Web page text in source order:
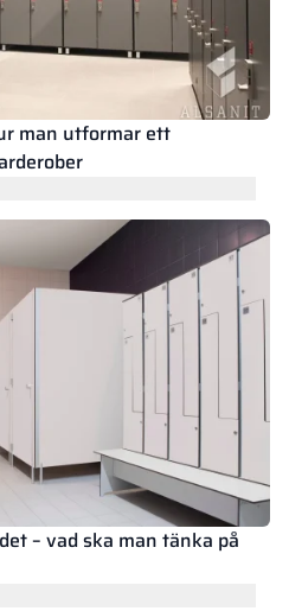
man utformar ett
– vad ska man tänka på